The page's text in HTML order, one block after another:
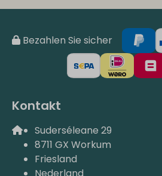
Bezahlen Sie sicher
Kontakt
Suderséleane 29
8711 GX Workum
Friesland